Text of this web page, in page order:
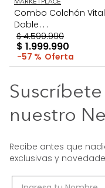
MARKETPLACE
Combo Colchón Vital
Doble
+Protector+Almohada
$ 4.599.990
$ 1.999.990
57 %
Suscríbete
nuestro
Recibe antes que
exclusivas y